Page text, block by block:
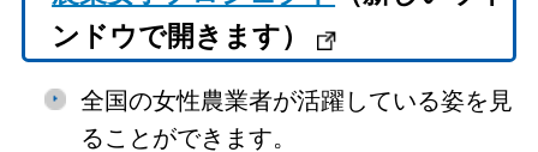
ンドウで開きます）
全国の女性農業者が活躍している姿を見
ることができます。